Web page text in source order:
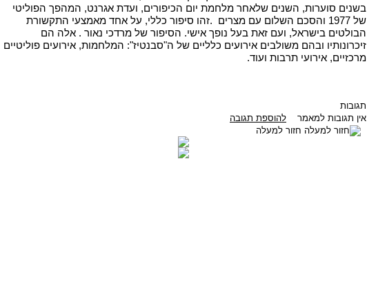
בשנים סוערות, השנים שלאחר מלחמת יום הכיפורים, ועדת אגרנט, המהפך הפוליטי
של 1977 והסכם השלום עם מצרים
.זהו סיפור כללי, על אחד מאמצעי התקשורת
הבולטים בישראל, ועם זאת בעל נופך אישי. הסיפור של מרדכי נאור . אלה הם
זיכרונותיו ובהם משולבים אירועים כלליים של ה"סבנטיז": המלחמות, אירועים פוליטיים
מרכזיים, אירועי תרבות ועוד.
תגובות
אין תגובות למאמר להוספת תגובה
חזור למעלה